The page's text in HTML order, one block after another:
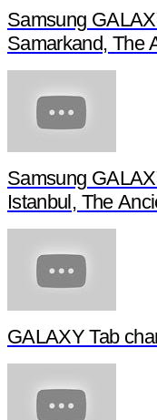
Samsung
Samarkand, The
Samsung
Istanbul, The
GALAXY Tab